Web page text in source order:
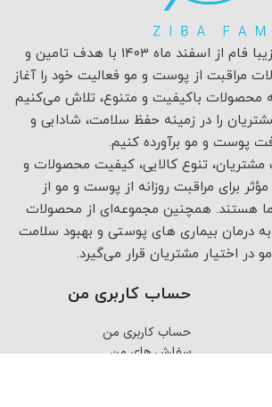
فروشگاه اینترنتی زیبا فام از اسفند ماه ۱۴۰۳ با هدف تامین و
مراقبت از پوست و مو فعالیت خود را آغاز
محصولات باکیفیت و متنوع، تلاش می‌کنیم
را در زمینه حفظ سلامت، شادابی و
پوست و مو برآورده کنیم.
مشتریان، تنوع کالایی، کیفیت محصولات و
مؤثر برای مراقبت روزانه از پوست و مو از
هستند. همچنین مجموعه‌ای از محصولات
درمان بیماری های پوستی و بهبود سلامت
در اختیار مشتریان قرار می‌گیرد.
حساب کاربری من
حساب کاربری من
سفارش های من